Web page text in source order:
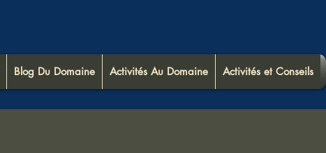
Blog Du Domaine Activités Au Domaine Activités et Conseils